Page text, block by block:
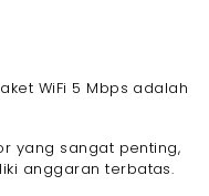
WiFi 5 Mbps adalah
yang sangat penting,
anggaran terbatas.